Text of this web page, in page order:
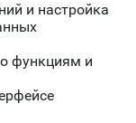
и настройка
функциям и